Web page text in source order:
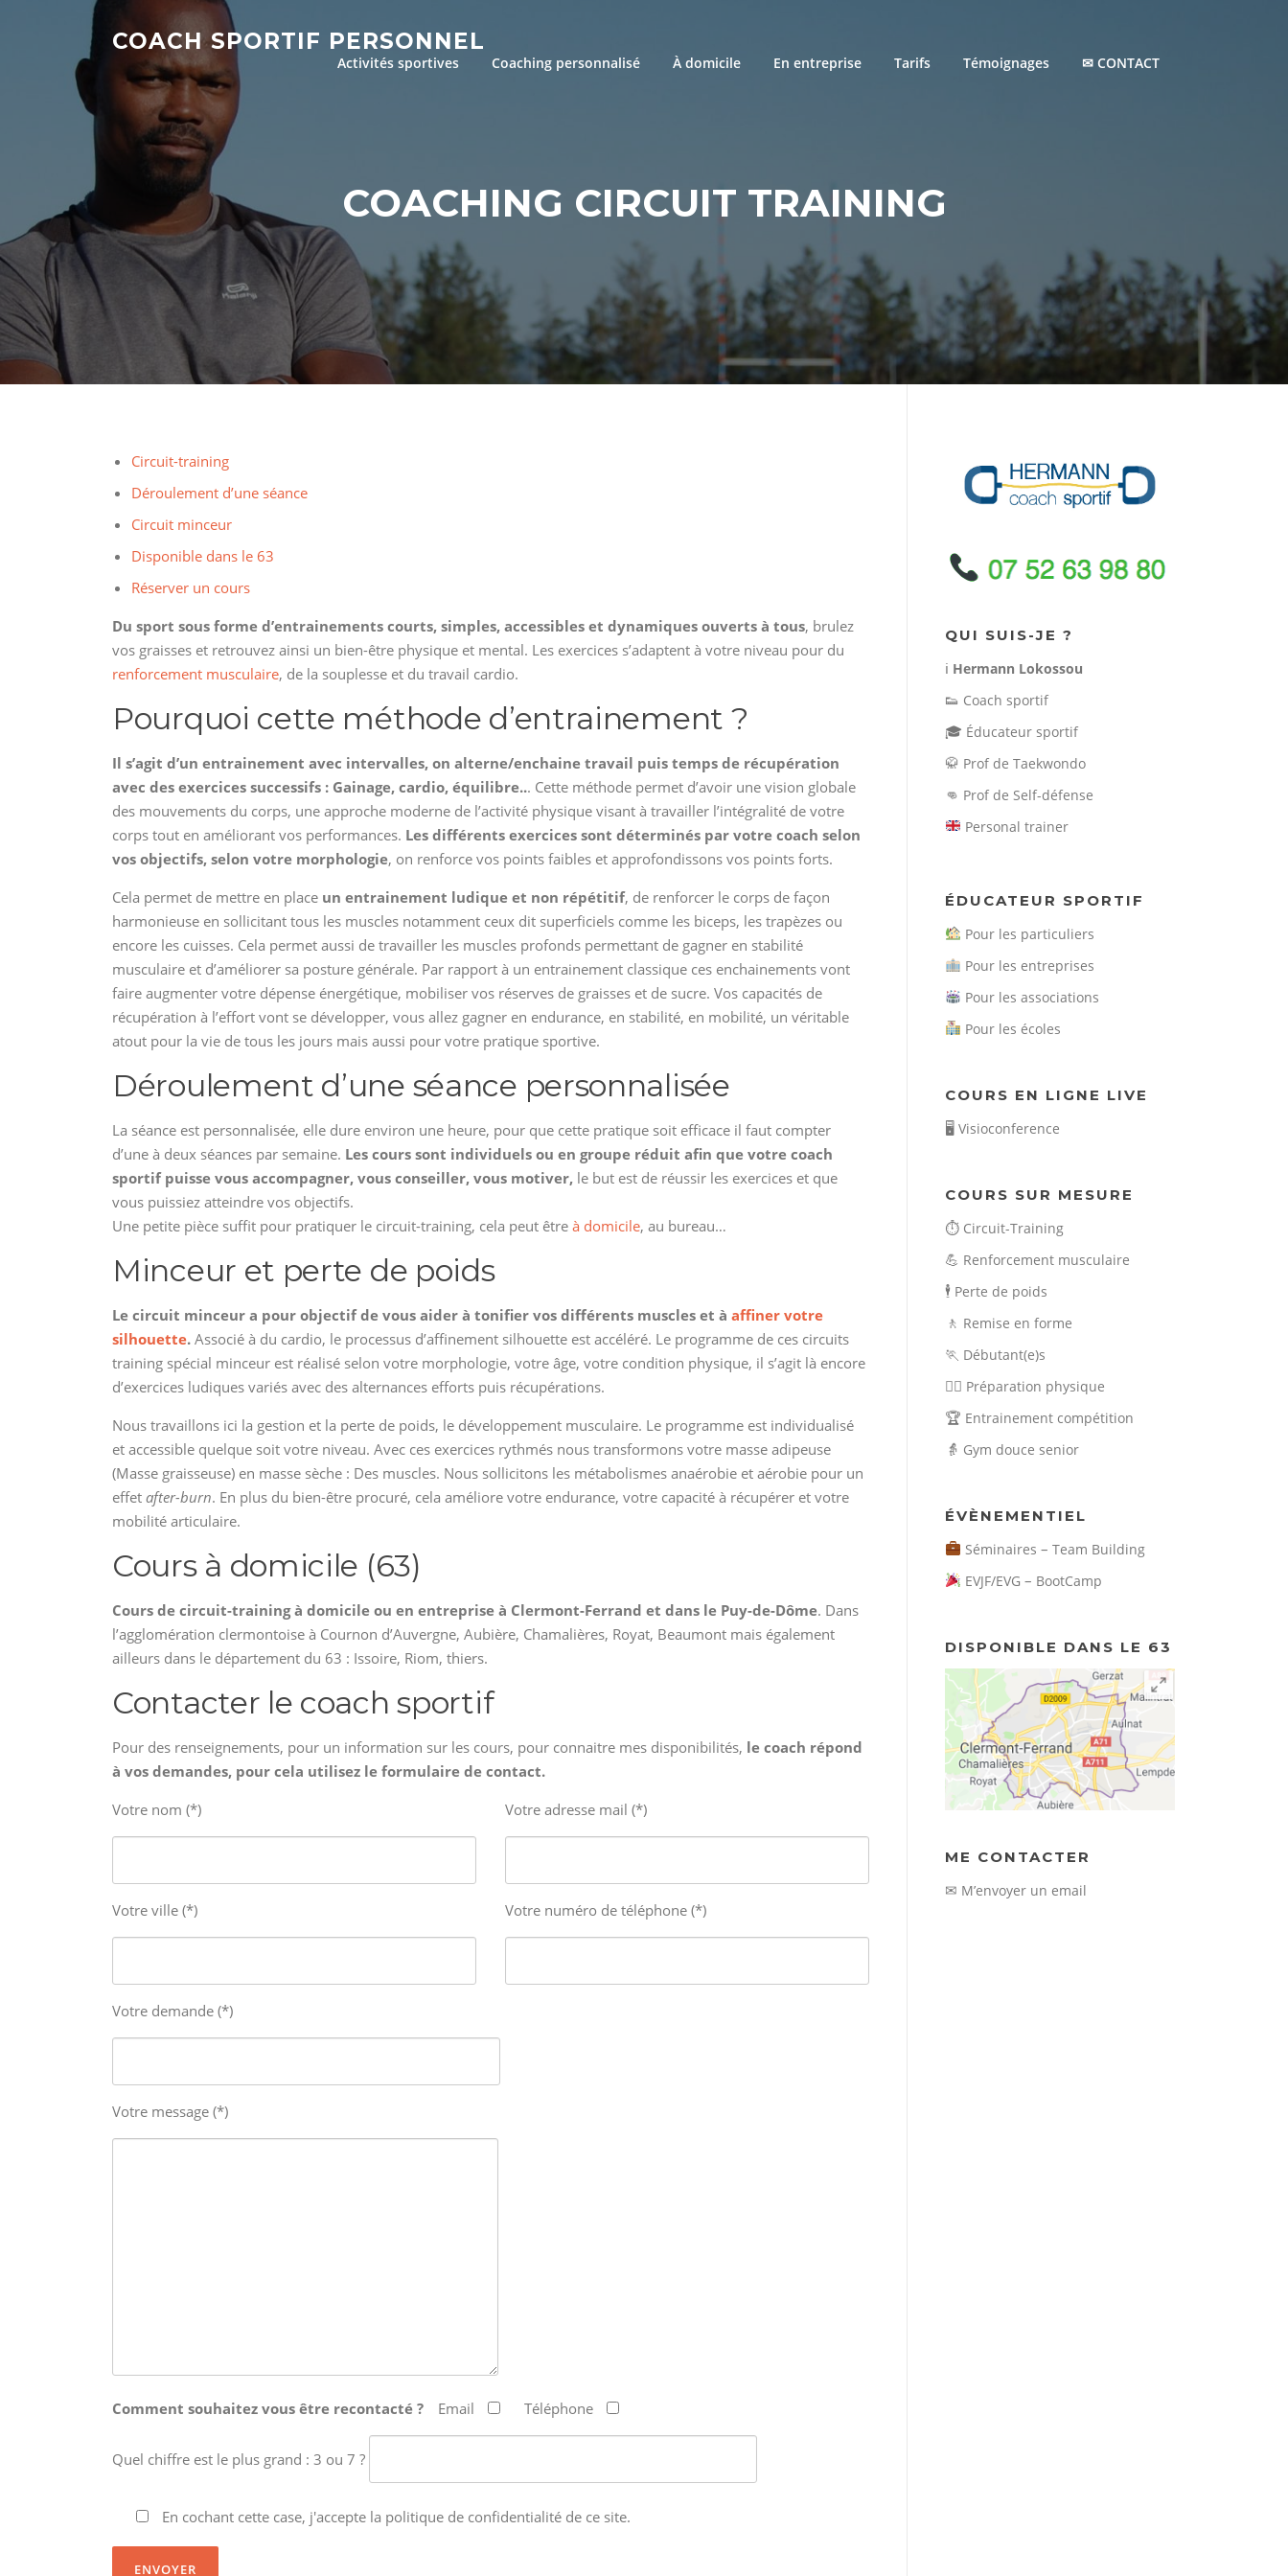
COACH SPORTIF PERSONNEL
Activités sportives Coaching personnalisé À domicile En entreprise Tarifs Témoignages ✉ CONTACT
COACHING CIRCUIT TRAINING
Circuit-training
Déroulement d’une séance
Circuit minceur
Disponible dans le 63
Réserver un cours
Du sport sous forme d’entrainements courts, simples, accessibles et dynamiques ouverts à tous, brulez
vos graisses et retrouvez ainsi un bien-être physique et mental. Les exercices s’adaptent à votre niveau pour du
renforcement musculaire, de la souplesse et du travail cardio.
Pourquoi cette méthode d’entrainement ?
Il s’agit d’un entrainement avec intervalles, on alterne/enchaine travail puis temps de récupération
avec des exercices successifs : Gainage, cardio, équilibre... Cette méthode permet d’avoir une vision globale
des mouvements du corps, une approche moderne de l’activité physique visant à travailler l’intégralité de votre
corps tout en améliorant vos performances. Les différents exercices sont déterminés par votre coach selon
vos objectifs, selon votre morphologie, on renforce vos points faibles et approfondissons vos points forts.
Cela permet de mettre en place un entrainement ludique et non répétitif, de renforcer le corps de façon
harmonieuse en sollicitant tous les muscles notamment ceux dit superficiels comme les biceps, les trapèzes ou
encore les cuisses. Cela permet aussi de travailler les muscles profonds permettant de gagner en stabilité
musculaire et d’améliorer sa posture générale. Par rapport à un entrainement classique ces enchainements vont
faire augmenter votre dépense énergétique, mobiliser vos réserves de graisses et de sucre. Vos capacités de
récupération à l’effort vont se développer, vous allez gagner en endurance, en stabilité, en mobilité, un véritable
atout pour la vie de tous les jours mais aussi pour votre pratique sportive.
Déroulement d’une séance personnalisée
La séance est personnalisée, elle dure environ une heure, pour que cette pratique soit efficace il faut compter
d’une à deux séances par semaine. Les cours sont individuels ou en groupe réduit afin que votre coach
sportif puisse vous accompagner, vous conseiller, vous motiver, le but est de réussir les exercices et que
vous puissiez atteindre vos objectifs.
Une petite pièce suffit pour pratiquer le circuit-training, cela peut être à domicile, au bureau…
Minceur et perte de poids
Le circuit minceur a pour objectif de vous aider à tonifier vos différents muscles et à affiner votre
silhouette. Associé à du cardio, le processus d’affinement silhouette est accéléré. Le programme de ces circuits
training spécial minceur est réalisé selon votre morphologie, votre âge, votre condition physique, il s’agit là encore
d’exercices ludiques variés avec des alternances efforts puis récupérations.
Nous travaillons ici la gestion et la perte de poids, le développement musculaire. Le programme est individualisé
et accessible quelque soit votre niveau. Avec ces exercices rythmés nous transformons votre masse adipeuse
(Masse graisseuse) en masse sèche : Des muscles. Nous sollicitons les métabolismes anaérobie et aérobie pour un
effet after-burn. En plus du bien-être procuré, cela améliore votre endurance, votre capacité à récupérer et votre
mobilité articulaire.
Cours à domicile (63)
Cours de circuit-training à domicile ou en entreprise à Clermont-Ferrand et dans le Puy-de-Dôme. Dans
l’agglomération clermontoise à Cournon d’Auvergne, Aubière, Chamalières, Royat, Beaumont mais également
ailleurs dans le département du 63 : Issoire, Riom, thiers.
Contacter le coach sportif
Pour des renseignements, pour un information sur les cours, pour connaitre mes disponibilités, le coach répond
à vos demandes, pour cela utilisez le formulaire de contact.
Votre nom (*)
Votre adresse mail (*)
Votre ville (*) Votre numéro de téléphone (*)
Votre demande (*)
Votre message (*)
Comment souhaitez vous être recontacté ? Email Téléphone
Quel chiffre est le plus grand : 3 ou 7 ?
En cochant cette case, j'accepte la politique de confidentialité de ce site.
QUI SUIS-JE ?
ℹ️ Hermann Lokossou
👟 Coach sportif
🎓 Éducateur sportif
🥋 Prof de Taekwondo
👊 Prof de Self-défense
Personal trainer
ÉDUCATEUR SPORTIF
Pour les particuliers
Pour les entreprises
Pour les associations
Pour les écoles
COURS EN LIGNE LIVE
🖥️ Visioconference
COURS SUR MESURE
⏱️ Circuit-Training
💪 Renforcement musculaire
🕴️ Perte de poids
🚶 Remise en forme
🏃 Débutant(e)s
🏃‍♀️ Préparation physique
🏆 Entrainement compétition
👵 Gym douce senior
ÉVÈNEMENTIEL
Séminaires –Team Building
EVJF/EVG – BootCamp
DISPONIBLE DANS LE 63
ME CONTACTER
✉ M’envoyer un email